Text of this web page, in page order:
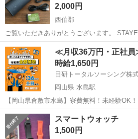
2,000円
西伯郡
ご覧いただきありがとうございます。
カー ST-BS01 です。 購入時の付属品は全て揃
ないまま保管していたものです。 よろしく
鳥取 西伯郡 その他 Bluetooth
≪月収36万円・正社
時給1,650円
日研トータルソーシング株
岡山県 水島駅
【岡山県倉敷市水島】寮費無料！未経験OK
《お仕事No.NS0089》 お仕事について 車の組立作業です。専用レール
に乗って流れてくる車の骨組みに、車内外の
り・ドア・シートなどの各...
岡山 倉敷市 水島駅
スマートウォッチ
1,500円